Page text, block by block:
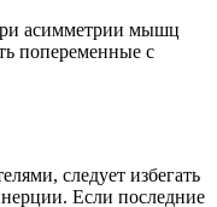
асимметрии мышц
попеременные с
следует избегать
Если последние